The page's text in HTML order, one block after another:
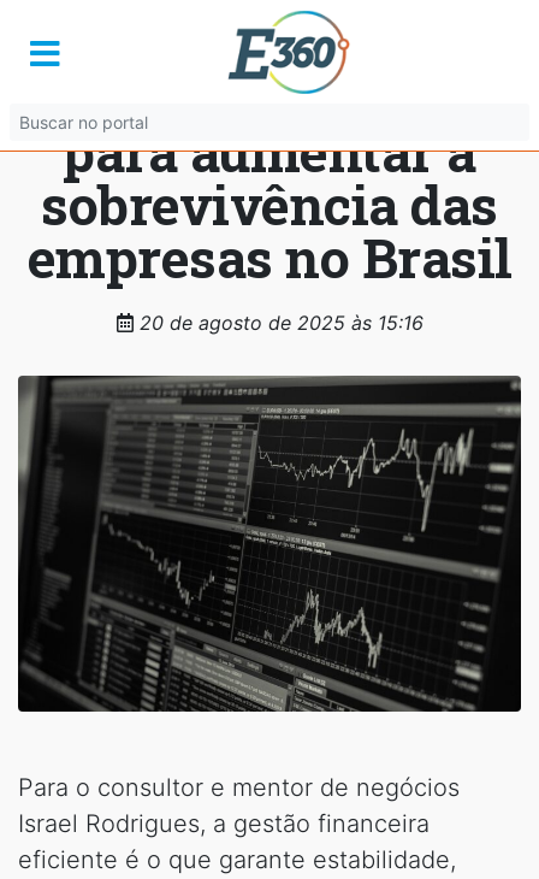
Planejamento
financeiro é chave
para aumentar a
sobrevivência das
empresas no Brasil
20 de agosto de 2025 às 15:16
Para o consultor e mentor de negócios
Israel Rodrigues, a gestão financeira
eficiente é o que garante estabilidade,